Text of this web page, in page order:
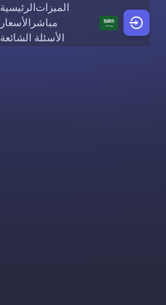
Skip to content
الرئيسيةالميزات
الأسعار مباشر
الأسئلة الشائعة